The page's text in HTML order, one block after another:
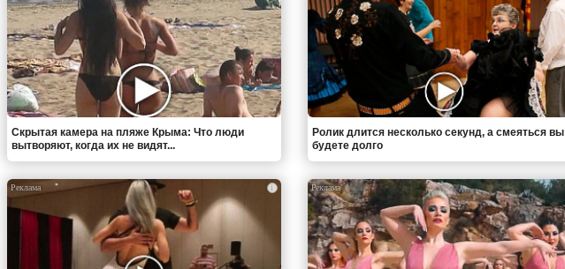
Скрытая камера на пляже Крыма: Что люди
вытворяют, когда их не видят...
Ролик длится несколько секунд, а смеяться вы
будете долго
i